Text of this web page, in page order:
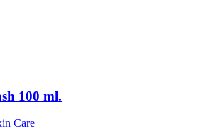
100 ml.
Care